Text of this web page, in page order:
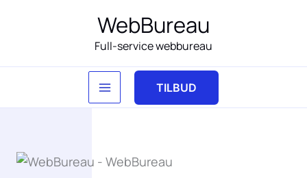
WebBureau
Full-service webbureau
TILBUD